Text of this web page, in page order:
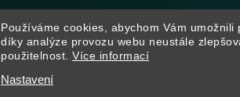
Používáme cookies, abychom Vám
díky analýze provozu webu neustále
použitelnost. Více informací
Nastavení